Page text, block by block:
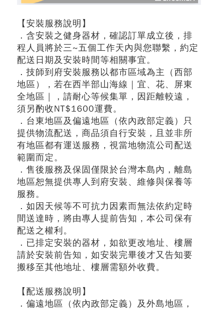
【安裝服務說明】
．含安裝之健身器材，確認訂單成立後，排
程人員將於三~五個工作天內與您聯繫，約定
配送日期及安裝時間等相關事宜。
．技師到府安裝服務以都市區域為主（西部
地區），若在西半部山海線｜宜、花、屏東
全地區｜，請耐心等候集單，因距離較遠，
須另酌收NT$1600運費。
．台東地區及偏遠地區（依內政部定義）只
提供物流配送，商品須自行安裝，且並非所
有地區都有運送服務，視當地物流公司配送
範圍而定。
．售後服務及保固僅限於台灣本島內，離島
地區恕無提供專人到府安裝、維修與保養等
服務。
．如因天候等不可抗力因素而無法依約定時
間送達時，將由專人提前告知，本公司保有
配送之權利。
．已排定安裝的器材，如欲更改地址、樓層
請於安裝前告知，如安裝完畢後才又告知要
搬移至其他地址、樓層需額外收費。
【配送服務說明】
．偏遠地區（依內政部定義）及外島地區，